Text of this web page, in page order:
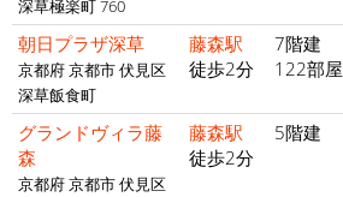
深草極楽町 760
朝日プラザ深草
京都府 京都市 伏見区
深草飯食町
藤森駅
徒歩2分
7階建
122部屋
グランドヴィラ藤
森
京都府 京都市 伏見区
藤森駅
徒歩2分
5階建